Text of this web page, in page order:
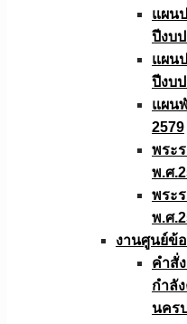
แผน
ปีงบ
แผน
ปีงบ
แผน
2579
พระ
พ.ศ
พระ
พ.ศ
งานศูนย์ข้
คำสั่
กำลั
นคร